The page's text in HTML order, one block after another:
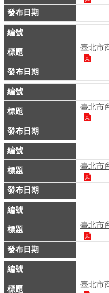
商
圈
廊
帶
介
紹
影
音
專
區
網
站
覽
回
首
頁
ENGLISH
常
臺北市
臺北市
臺北市
臺北市
臺北市